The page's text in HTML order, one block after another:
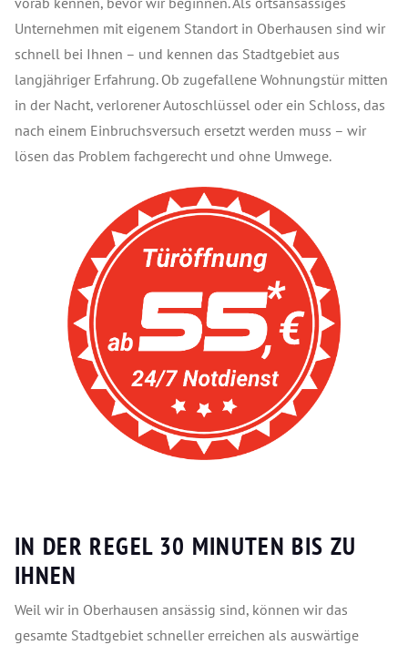
Unternehmen mit eigenem Standort in Oberhausen sind wir
schnell bei Ihnen – und kennen das Stadtgebiet aus
langjähriger Erfahrung. Ob zugefallene Wohnungstür mitten
in der Nacht, verlorener Autoschlüssel oder ein Schloss, das
nach einem Einbruchsversuch ersetzt werden muss – wir
lösen das Problem fachgerecht und ohne Umwege.
IN DER REGEL 30 MINUTEN BIS ZU
IHNEN
Weil wir in Oberhausen ansässig sind, können wir das
gesamte Stadtgebiet schneller erreichen als auswärtige